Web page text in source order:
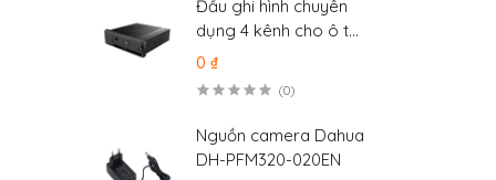
Đầu ghi hình chuyên
dụng 4 kênh cho ô tô
Dahua MXVR4104-
GFWI
0 ₫
(0)
Nguồn camera Dahua
DH-PFM320-020EN